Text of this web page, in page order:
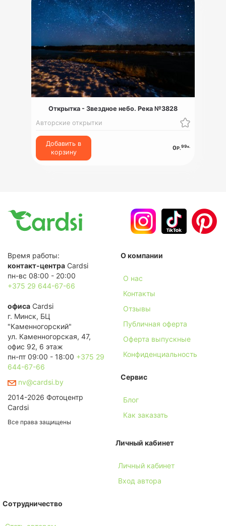
Открытка - Звездное небо. Река №3828
Авторские открытки
Добавить в
корзину
0 Р.99к.
Время работы:
контакт-центра Cardsi
пн-вс 08:00 - 20:00
+375 29 644-67-66
офиса Cardsi
г. Минск, БЦ
"Каменногорский"
ул. Каменногорская, 47,
офис 92, 6 этаж
пн-пт 09:00 - 18:00 +375 29
644-67-66
nv@cardsi.by
2014-2026 Фотоцентр
Cardsi
Все права защищены
О компании
О нас
Контакты
Отзывы
Публичная оферта
Оферта выпускные
Конфиденциальность
Сервис
Блог
Как заказать
Личный кабинет
Личный кабинет
Вход автора
Сотрудничество